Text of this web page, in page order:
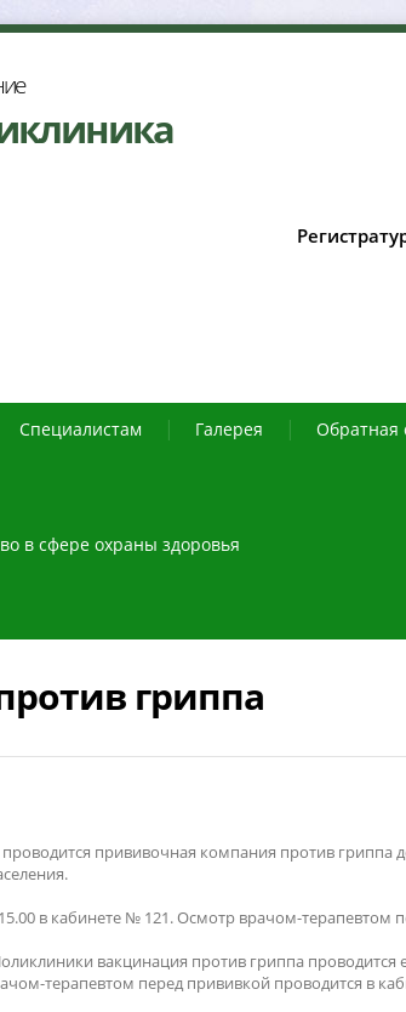
Специалистам Галерея Обратная
в сфере охраны здоровья
гриппа
прививочная компания против
в кабинете № 121. Осмотр врачом-терапевтом
вакцинация против гриппа
терапевтом перед прививкой проводится в